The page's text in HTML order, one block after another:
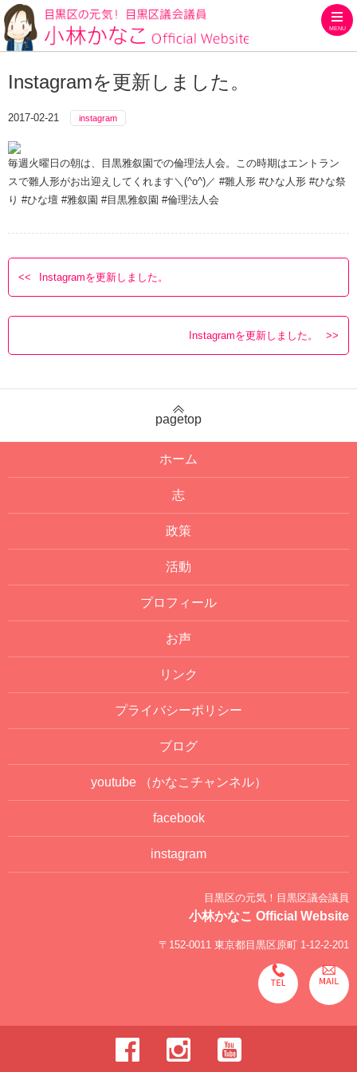
MENU
Instagramを更新しました。
2017-02-21 instagram
毎週火曜日の朝は、目黒雅叙園での倫理法人会。この時期はエントラン
スで雛人形がお出迎えしてくれます＼(^o^)／ #雛人形 #ひな人形 #ひな祭
り #ひな壇 #雅叙園 #目黒雅叙園 #倫理法人会
Instagramを更新しました。
Instagramを更新しました。
pagetop
ホーム
志
政策
活動
プロフィール
お声
リンク
プライバシーポリシー
ブログ
youtube （かなこチャンネル）
facebook
instagram
目黒区の元気！目黒区議会議員
小林かなこ Official Website
〒152-0011 東京都目黒区原町 1-12-2-201